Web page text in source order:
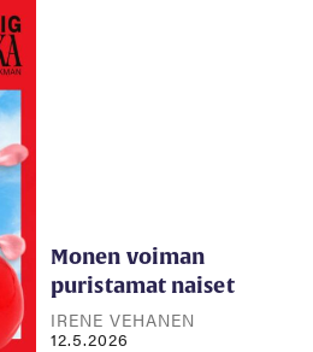
Monen voiman
puristamat naiset
IRENE VEHANEN
12.5.2026